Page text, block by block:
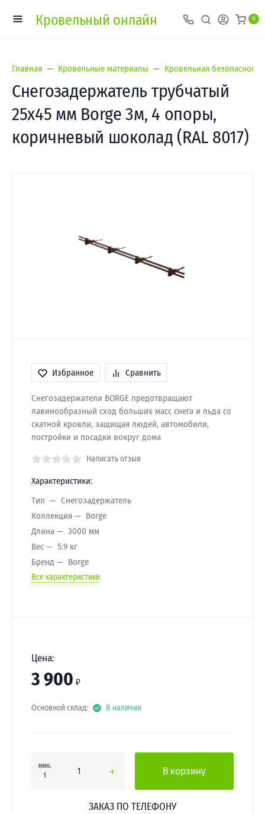
Кровельный онлайн 0
Главная Кровельные материалы Кровельная безопасность
Снегозадержатель трубчатый
25х45 мм Borge 3м, 4 опоры,
коричневый шоколад (RAL 8017)
Избранное Сравнить
Снегозадержатели BORGE предотвращают
лавинообразный сход больших масс снега и льда со
скатной кровли, защищая людей, автомобили,
постройки и посадки вокруг дома
Написать отзыв
Характеристики:
Тип
Снегозадержатель
Коллекция
Borge
Длина
3000 мм
Вес
5.9 кг
Бренд
Borge
Все характеристики
Цена:
3 900 ₽
Основной склад: В наличии
мин.
1
В корзину
ЗАКАЗ ПО ТЕЛЕФОНУ